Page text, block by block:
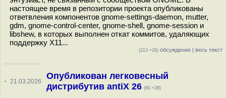
настоящее время в репозитории проекта опубликованы
ответвления компонентов gnome-settings-daemon, mutter,
gdm, gnome-control-center, gnome-shell, gnome-session и
libshew, в которых выполнен откат коммитов, удаляющих
поддержку X11...
(213 +26) обсуждение | весь текст
· 21.03.2026
Опубликован легковесный
дистрибутив antiX 26 (80 +28)